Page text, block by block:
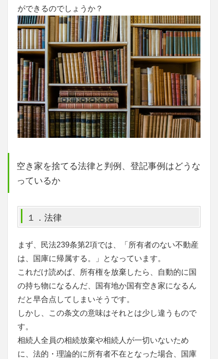
ができるのでしょうか？
空き家を捨てる法律と判例、登記事例はどうな
っているか
１．法律
まず、民法239条第2項では、「所有者のない不動産
は、国庫に帰属する。」となっています。
これだけ読めば、所有権を放棄したら、自動的に国
の持ち物になるんだ、国有地か国有空き家になるん
だと早合点してしまいそうです。
しかし、この条文の意味はそれとは少し違うもので
す。
相続人全員の相続放棄や相続人が一切いないため
に、法的・理論的に所有者不在となった場合、国庫